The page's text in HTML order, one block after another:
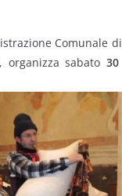
Comunale di
, organizza sabato30